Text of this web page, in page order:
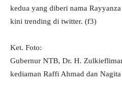
kedua yang diberi nama
kini trending di twitter. (f3)
Ket. Foto:
Gubernur NTB, Dr. H.
kediaman Raffi Ahmad dan